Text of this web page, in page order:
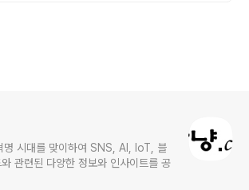
명 시대를 맞이하여 SNS, AI, IoT, 블
관련된 다양한 정보와 인사이트를 공